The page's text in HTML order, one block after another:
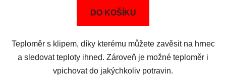
DO KOŠÍKU
Teploměr s klipem, díky kterému můžete zavěsit na hrnec
a sledovat teploty ihned. Zároveň je možné teploměr i
vpichovat do jakýchkoliv potravin.